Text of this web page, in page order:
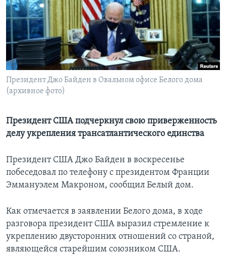
Learning English
СОЦИАЛЬНЫЕ СЕТИ
Языки
Президент Джо Байден в Овальном офисе Белого дома
(архивное фото)
Президент США подчеркнул свою приверженность
делу укрепления трансатлантического единства
Президент США Джо Байден в воскресенье
побеседовал по телефону с президентом Франции
Эммануэлем Макроном, сообщил Белый дом.
Как отмечается в заявлении Белого дома, в ходе
разговора президент США выразил стремление к
укреплению двусторонних отношений со страной,
являющейся старейшим союзником США.